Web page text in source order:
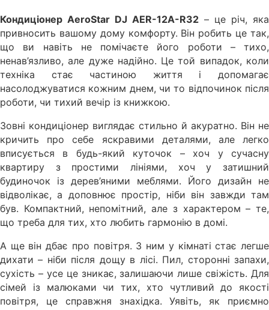
Кондиціонер AeroStar DJ AER-12A-R32 – це річ, яка
привносить вашому дому комфорту. Він робить це так,
що ви навіть не помічаєте його роботи – тихо,
ненав’язливо, але дуже надійно. Це той випадок, коли
техніка стає частиною життя і допомагає
насолоджуватися кожним днем, чи то відпочинок після
роботи, чи тихий вечір із книжкою.
Зовні кондиціонер виглядає стильно й акуратно. Він не
кричить про себе яскравими деталями, але легко
вписується в будь-який куточок – хоч у сучасну
квартиру з простими лініями, хоч у затишний
будиночок із дерев’яними меблями. Його дизайн не
відволікає, а доповнює простір, ніби він завжди там
був. Компактний, непомітний, але з характером – те,
що треба для тих, хто любить гармонію в домі.
А ще він дбає про повітря. З ним у кімнаті стає легше
дихати – ніби після дощу в лісі. Пил, сторонні запахи,
сухість – усе це зникає, залишаючи лише свіжість. Для
сімей із малюками чи тих, хто чутливий до якості
повітря, це справжня знахідка. Уявіть, як приємно